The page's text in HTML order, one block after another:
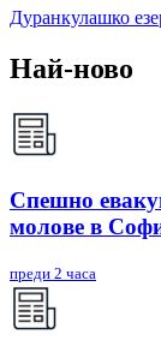
Дуранкулашко
Най-ново
Спешно
молове в
преди 2 часа